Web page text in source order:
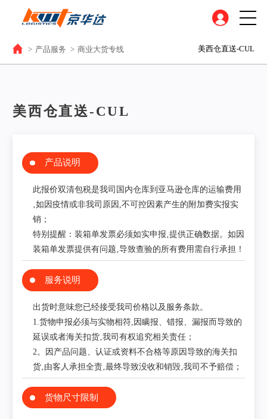
> 产品服务 > 商业大货专线 美西仓直送-CUL
美西仓直送-CUL
产品说明
此报价双清包税是我司国内仓库到亚马逊仓库的运输费用
‚如因疫情或非我司原因,不可控因素产生的附加费实报实
销；
特别提醒：装箱单发票必须如实申报‚提供正确数据。如因
装箱单发票提供有问题‚导致查验的所有费用需自行承担！
服务说明
出货时意味您已经接受我司价格以及服务条款。
1.货物申报必须与实物相符,因瞒报、错报、漏报而导致的
延误或者海关扣货‚我司有权追究相关责任；
2。因产品问题、认证或资料不合格等原因导致的海关扣
货‚由客人承担全责‚最终导致没收和销毁‚我司不予赔偿；
货物尺寸限制